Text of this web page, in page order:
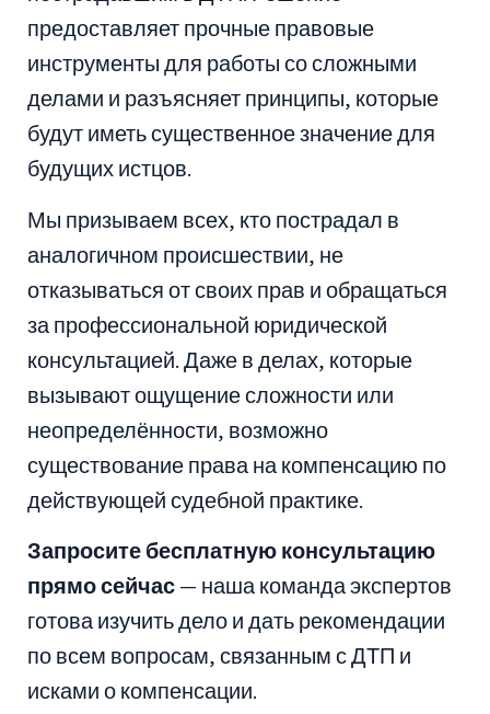
предоставляет прочные правовые
инструменты для работы со сложными
делами и разъясняет принципы, которые
будут иметь существенное значение для
будущих истцов.
Мы призываем всех, кто пострадал в
аналогичном происшествии, не
отказываться от своих прав и обращаться
за профессиональной юридической
консультацией. Даже в делах, которые
вызывают ощущение сложности или
неопределённости, возможно
существование права на компенсацию по
действующей судебной практике.
Запросите бесплатную консультацию
прямо сейчас— наша команда экспертов
готова изучить дело и дать рекомендации
по всем вопросам, связанным с ДТП и
исками о компенсации.